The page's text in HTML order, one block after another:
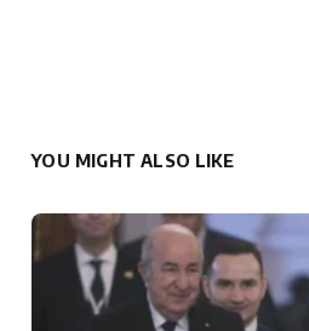
YOU MIGHT ALSO LIKE